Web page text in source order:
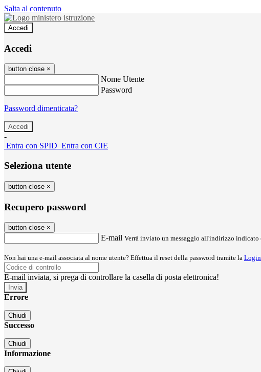
Salta al contenuto
Accedi
Accedi
button close ×
Nome Utente
Password
Password dimenticata?
-
Entra con SPID Entra con CIE
Seleziona utente
button close ×
Recupero password
button close ×
E-mail Verrà inviato un messaggio all'indirizzo indicato
Non hai una e-mail associata al nome utente? Effettua il reset della password tramite la
E-mail inviata, si prega di controllare la casella di posta elettronica!
Errore
Chiudi
Successo
Chiudi
Informazione